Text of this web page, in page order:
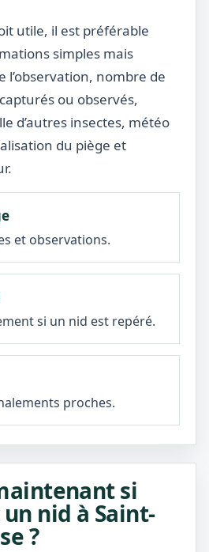
utile, il est préférable
simples mais
l’observation, nombre de
ou observés,
d’autres insectes, météo
du piège et
et observations.
si un nid est repéré.
proches.
si
nid à Saint-
?